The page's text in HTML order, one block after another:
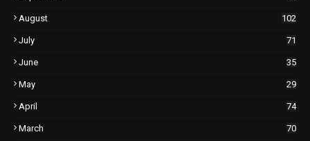
August 102
July 71
June 35
May 29
April 74
March 70